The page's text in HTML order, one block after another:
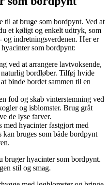
til at bruge som bordpynt. Ved at
et køligt og enkelt udtryk, som
indretningsverdenen. Her er
som bordpynt:
ved at arrangere lavtvoksende,
bordløber. Tilføj hvide
binde bordet sammen til en
fod og skab vinterstemning ved
og isblomster. Brug gråt
de lyse farver.
med hyacinter fastgjort med
bruges som både bordpynt
bruger hyacinter som bordpynt.
stil og smag.